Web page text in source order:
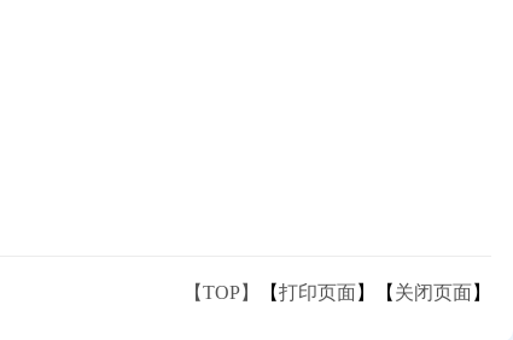
【TOP】 【打印页面】【 关闭页面】